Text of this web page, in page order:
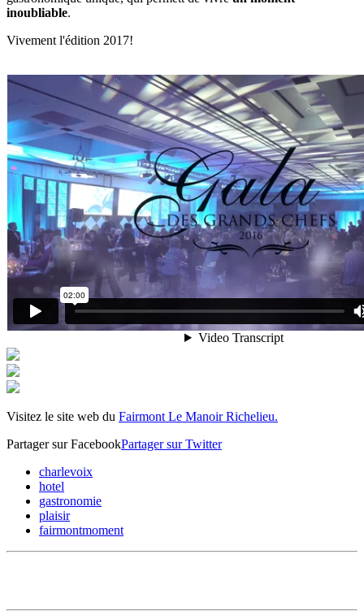
inoubliable.
Vivement l'édition 2017!
Visitez le site web du Fairmont Le Manoir Richelieu.
Partager sur FacebookPartager sur Twitter
charlevoix
hotel
gastronomie
plaisir
fairmontmoment